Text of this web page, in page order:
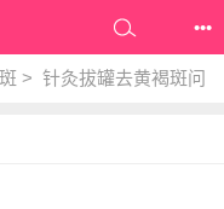
•••
> 针灸拔罐去黄褐斑问